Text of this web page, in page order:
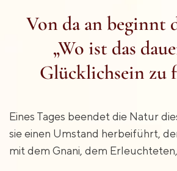
Von da an beginnt
„Wo ist das
Glücklichsein zu
Eines Tages beendet die Natur
sie einen Umstand herbeiführt,
mit dem Gnani, dem